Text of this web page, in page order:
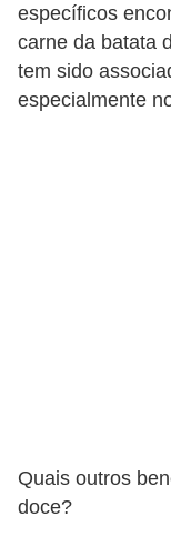
específicos
carne da batata
tem sido
especialmente
Quais outros
doce?